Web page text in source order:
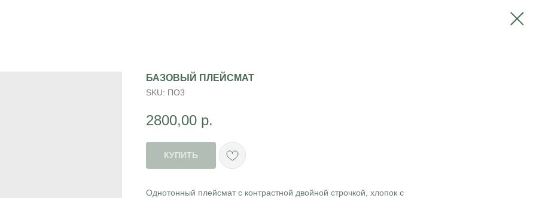
БАЗОВЫЙ ПЛЕЙСМАТ
SKU: ПО3
2800,00 р.
КУПИТЬ
Однотонный плейсмат с контрастной двойной строчкой, хлопок с